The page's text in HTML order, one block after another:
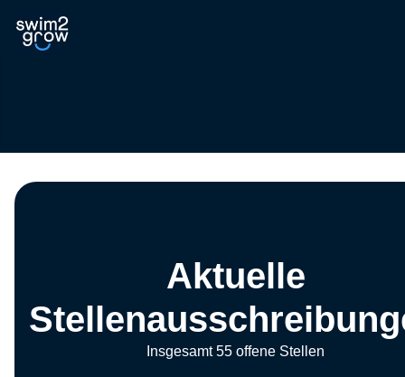
Aktuelle
Insgesamt 55 offene Stellen